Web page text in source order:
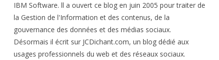
IBM Software. ll a ouvert ce blog en juin 2005 pour traiter de
la Gestion de l'Information et des contenus, de la
gouvernance des données et des médias sociaux.
Désormais il écrit sur JCDichant.com, un blog dédié aux
usages professionnels du web et des réseaux sociaux.